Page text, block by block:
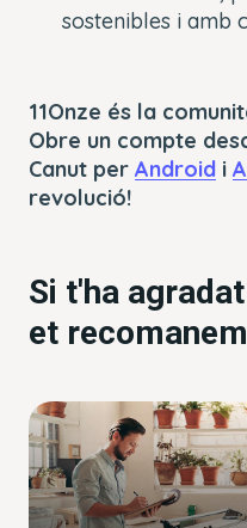
sostenibles i amb
11Onze és la
Obre un compte
Canut per Android i
revolució!
Si t'ha
et